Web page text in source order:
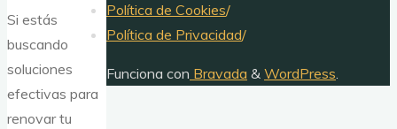
Si estás
buscando
soluciones
efectivas para
renovar tu
Política de Cookies/
Política de Privacidad/
Funciona con Bravada & WordPress.